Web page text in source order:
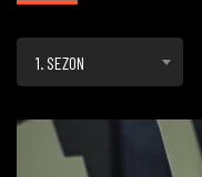
1. SEZON